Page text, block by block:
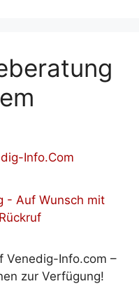
Info.Com
Venedig-Info.com –
zur Verfügung!